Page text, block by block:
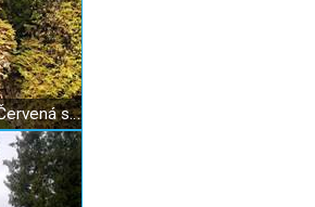
Čutkovský travertín – Červená skala